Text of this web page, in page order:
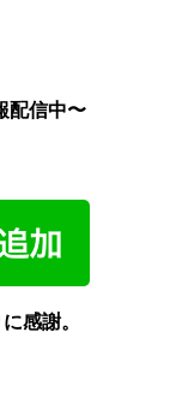
配信中〜
感謝。